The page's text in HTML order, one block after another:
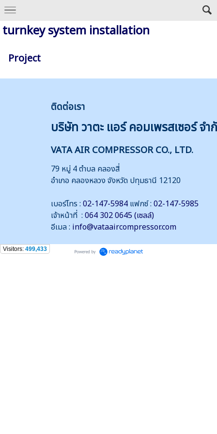
turnkey system installation
Project
ติดต่อเรา
บริษัท วาตะ แอร์ คอมเพรสเซอร์ จำ
VATA AIR COMPRESSOR CO., LTD.
79 หมู่ 4 ตำบล คลองสี่
อำเภอ คลองหลวง จังหวัด ปทุมธานี 12120
เบอร์โทร : 02-147-5984 แฟกซ์ : 02-147-5985
เจ้าหน้าที่ : 064 302 0645 (เซลล์)
อีเมล : info@vataaircompressor.com
Visitors: 499,433